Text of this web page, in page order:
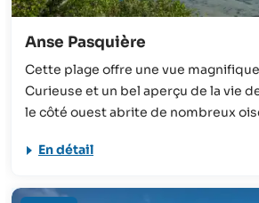
Anse Pasquière
Cette plage offre une vue magnifique
Curieuse et un bel aperçu de la vie
le côté ouest abrite de nombreux
cependant très bien adaptée aux
En détail